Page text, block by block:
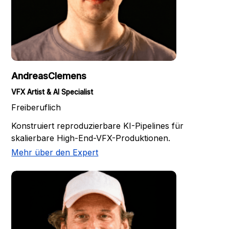
AndreasClemens
VFX Artist & AI Specialist
Freiberuflich
Konstruiert reproduzierbare KI-Pipelines für
skalierbare High-End-VFX-Produktionen.
Mehr über den Expert